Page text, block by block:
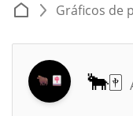
Gráficos de
🐂🀄️